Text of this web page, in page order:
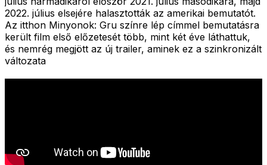
2022. július elsejére halasztották az amerikai bemutatót.
Az itthon Minyonok: Gru színre lép címmel bemutatásra
került film első előzetesét több, mint két éve láthattuk,
és nemrég megjött az új trailer, aminek ez a szinkronizált
változata